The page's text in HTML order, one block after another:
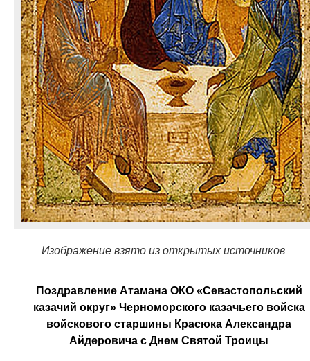
Изображение взято из открытых источников
Поздравление Атамана ОКО «Севастопольский
казачий округ» Черноморского казачьего войска
войскового старшины Красюка Александра
Айдеровича с Днем Святой Троицы